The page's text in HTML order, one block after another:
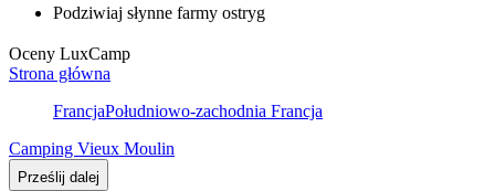
Podziwiaj słynne farmy ostryg
Oceny LuxCamp
Strona główna
FrancjaPołudniowo-zachodnia Francja
Camping Vieux Moulin
Prześlij dalej